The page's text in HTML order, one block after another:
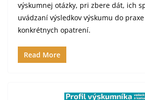
výskumnej otázky, pri zbere dát, ich
uvádzaní výsledkov výskumu do
konkrétnych opatrení.
Read More